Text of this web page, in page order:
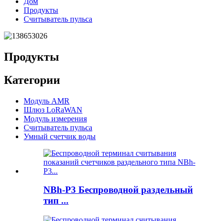
Продукты
Считыватель пульса
Продукты
Категории
Модуль AMR
Шлюз LoRaWAN
Модуль измерения
Считыватель пульса
Умный счетчик воды
NBh-P3 Беспроводной раздельный
тип ...